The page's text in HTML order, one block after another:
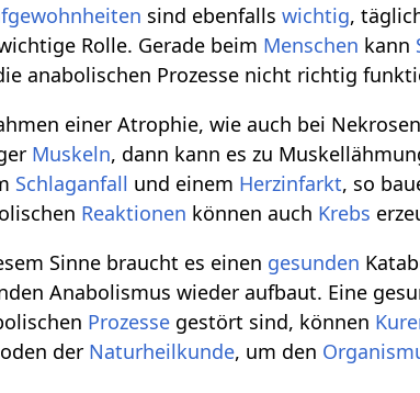
sind ebenfallswichtig,
Rolle. Gerade beim Menschen kann
anabolischen Prozesse nicht richtig
einer Atrophie, wie auch bei
Muskeln, dann kann es zu
Schlaganfall und einem Herzinfarkt, so
Reaktionen können auch Krebs
Sinne braucht es einen gesunden
Anabolismus wieder aufbaut. Eine
Prozesse gestört sind, können
der Naturheilkunde, um den